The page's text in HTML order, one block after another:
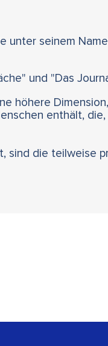
unter seinem
und "Das
höhere
enthält,
sind die teilweise